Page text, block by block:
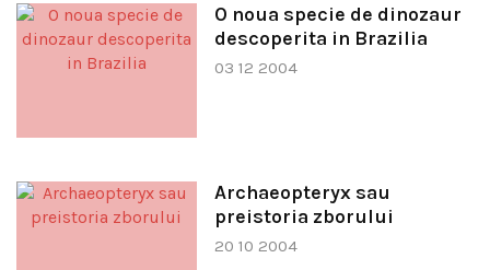
O noua specie de dinozaur
descoperita in Brazilia
03 12 2004
Archaeopteryx sau
preistoria zborului
20 10 2004